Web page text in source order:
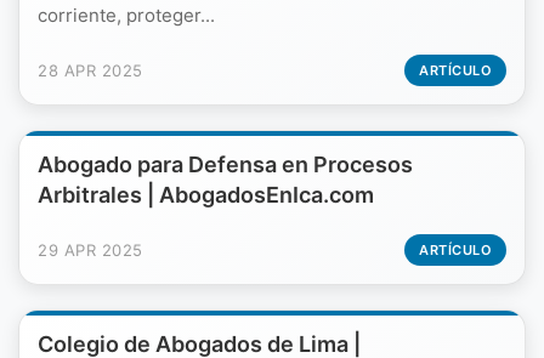
corriente, proteger...
28 APR 2025 ARTÍCULO
Abogado para Defensa en Procesos
Arbitrales | AbogadosEnIca.com
29 APR 2025 ARTÍCULO
Colegio de Abogados de Lima |